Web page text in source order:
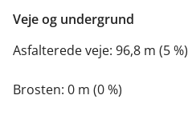
Veje og undergrund
Asfalterede veje: 96,8 m (5 %)
Brosten: 0 m (0 %)